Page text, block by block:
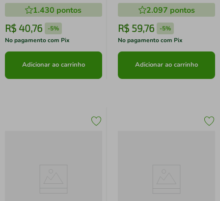
1.430 pontos
R$ 40,76 -5%
No pagamento com Pix
Adicionar ao carrinho
2.097 pontos
R$ 59,76 -5%
No pagamento com Pix
Adicionar ao carrinho